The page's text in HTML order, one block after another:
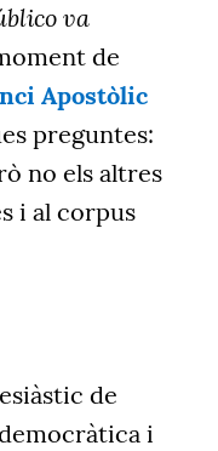
va
de
Apostòlic
preguntes:
no els altres
i al corpus
de
i